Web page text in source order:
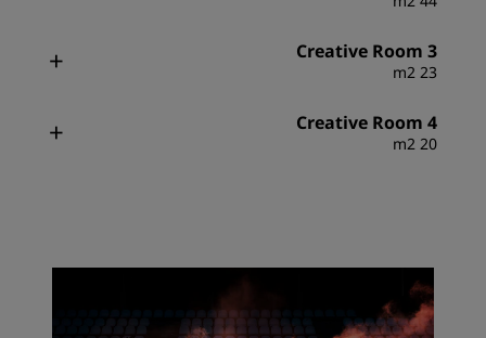
Creative Room 3
23 m2
Creative Room 4
20 m2